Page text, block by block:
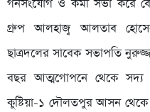
গনসংযোগ ও কর্মী সভা করে
গ্রুপ আলহাজ্ব আলতাব
ছাত্রদলের সাবেক সভাপতি
বছর আত্মগোপনে থেকে সদ্য
কুষ্টিয়া-১ দৌলতপুর আসন থেকে